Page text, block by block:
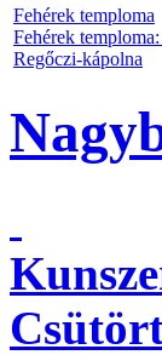
Fehérek temploma
Fehérek
Regőczi-kápolna